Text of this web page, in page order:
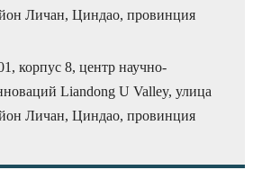
Личан, Циндао, провинция
корпус 8, центр научно-
Liandong U Valley, улица
Личан, Циндао, провинция